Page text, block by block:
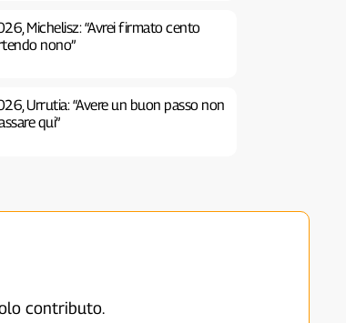
Michelisz: “Avrei firmato cento
nono”
Urrutia: “Avere un buon passo non
qui”
contributo.